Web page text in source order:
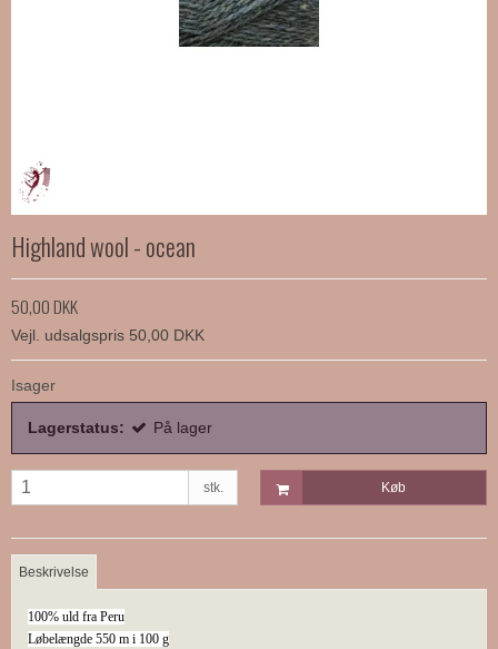
Highland wool - ocean
50,00 DKK
Vejl. udsalgspris 50,00 DKK
Isager
Lagerstatus: På lager
stk. Køb
Beskrivelse
100% uld fra Peru
Løbelængde 550 m i 100 g